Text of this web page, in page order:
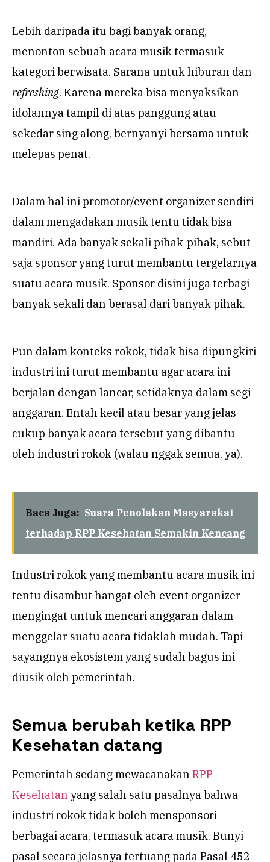
Lebih daripada itu bagi banyak orang,
menonton sebuah acara musik termasuk
kategori berwisata. Sarana untuk hiburan dan
refreshing. Karena mereka bisa menyaksikan
idolannya tampil di atas panggung atau
sekedar sing along, bernyanyi bersama untuk
melepas penat.
Dalam hal ini promotor/event organizer sendiri
dalam mengadakan musik tentu tidak bisa
mandiri. Ada banyak sekali pihak-pihak, sebut
saja sponsor yang turut membantu tergelarnya
suatu acara musik. Sponsor disini juga terbagi
banyak sekali dan berasal dari banyak pihak.
Pun dalam konteks rokok, tidak bisa dipungkiri
industri ini turut membantu agar acara ini
berjalan dengan lancar, setidaknya dalam segi
anggaran. Entah kecil atau besar yang jelas
cukup banyak acara tersebut yang dibantu
oleh industri rokok (walau nggak semua, ya).
Baca Juga: Suara Penolakan Masyarakat
terhadap RPP Kesehatan Semakin Kencang
Industri rokok yang membantu acara musik ini
tentu disambut hangat oleh event organizer
mengingat untuk mencari anggaran dalam
menggelar suatu acara tidaklah mudah. Tapi
sayangnya ekosistem yang sudah bagus ini
diusik oleh pemerintah.
Semua berubah ketika RPP
Kesehatan datang
Pemerintah sedang mewacanakan RPP
Kesehatan yang salah satu pasalnya bahwa
industri rokok tidak boleh mensponsori
berbagai acara, termasuk acara musik. Bunyi
pasal secara jelasnya tertuang pada Pasal 452